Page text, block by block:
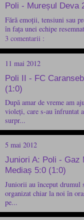
Poli - Mureșul Deva
Fără emoții, tensiuni sau
în fața unei echipe
3 comentarii :
11 mai 2012
Poli II - FC
(1:0)
După amar de vreme am
violeți, care s-au înfruntat
surpr...
5 mai 2012
Juniori A: Poli - Gaz
Mediaș 5:0 (1:0)
Juniorii au început drumul
organizat chiar la noi în
pe...